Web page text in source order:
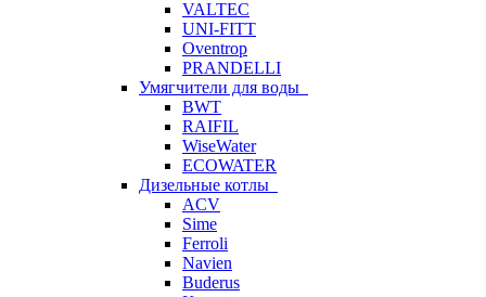
VALTEC
UNI-FITT
Oventrop
PRANDELLI
Умягчители для воды
BWT
RAIFIL
WiseWater
ECOWATER
Дизельные котлы
ACV
Sime
Ferroli
Navien
Buderus